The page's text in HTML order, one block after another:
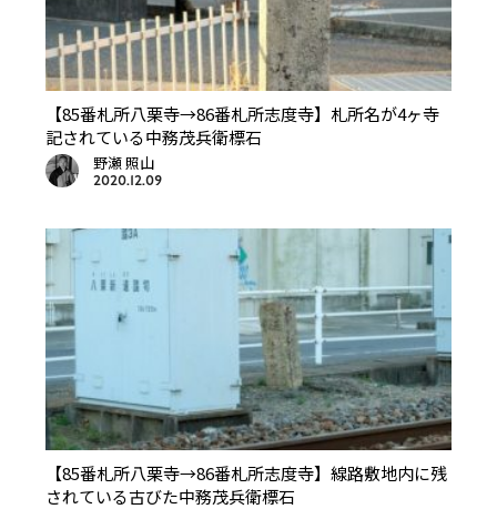
【85番札所八栗寺→86番札所志度寺】札所名が4ヶ寺
記されている中務茂兵衛標石
野瀬 照山
2020.12.09
【85番札所八栗寺→86番札所志度寺】線路敷地内に残
されている古びた中務茂兵衛標石